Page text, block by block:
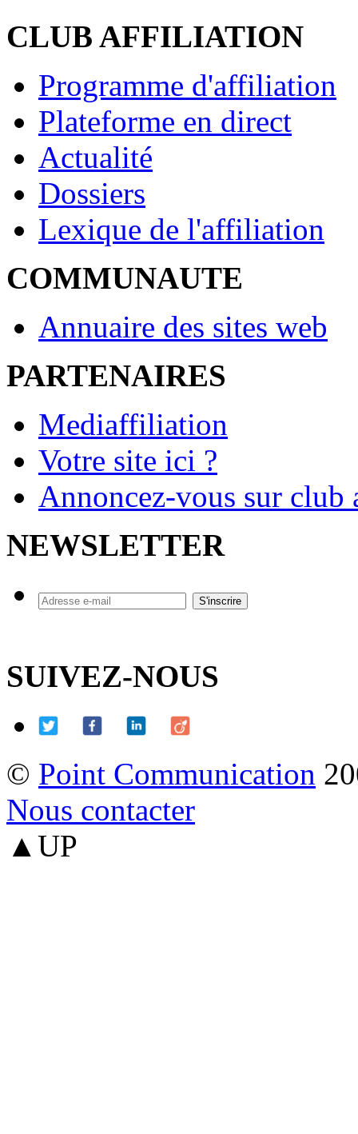
CLUB AFFILIATION
Programme d'affiliation
Plateforme en direct
Actualité
Dossiers
Lexique de l'affiliation
COMMUNAUTE
Annuaire des sites web
PARTENAIRES
Mediaffiliation
Votre site ici ?
Annoncez-vous sur
NEWSLETTER
SUIVEZ-NOUS
© Point Communication
Nous contacter
▲UP